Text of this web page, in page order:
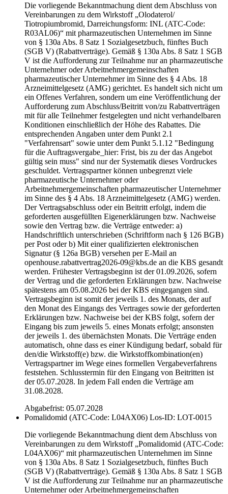
Die vorliegende Bekanntmachung dient dem Abschluss von
Vereinbarungen zu dem Wirkstoff „Olodaterol/
Tiotropiumbromid, Darreichungsform: INL (ATC-Code:
R03AL06)“ mit pharmazeutischen Unternehmen im Sinne
von § 130a Abs. 8 Satz 1 Sozialgesetzbuch, fünftes Buch
(SGB V) (Rabattverträge). Gemäß § 130a Abs. 8 Satz 1 SGB
V ist die Aufforderung zur Teilnahme nur an pharmazeutische
Unternehmer oder Arbeitnehmergemeinschaften
pharmazeutischer Unternehmer im Sinne des § 4 Abs. 18
Arzneimittelgesetz (AMG) gerichtet. Es handelt sich nicht um
ein Offenes Verfahren, sondern um eine Veröffentlichung der
Aufforderung zum Abschluss/Beitritt von/zu Rabattverträgen
mit für alle Teilnehmer festgelegten und nicht verhandelbaren
Konditionen einschließlich der Höhe des Rabattes. Die
entsprechenden Angaben unter dem Punkt 2.1
"Verfahrensart" sowie unter dem Punkt 5.1.12 "Bedingung
für die Auftragsvergabe_hier: Frist, bis zu der das Angebot
gültig sein muss" sind nur der Systematik dieses Vordruckes
geschuldet. Vertragspartner können unbegrenzt viele
pharmazeutische Unternehmer oder
Arbeitnehmergemeinschaften pharmazeutischer Unternehmer
im Sinne des § 4 Abs. 18 Arzneimittelgesetz (AMG) werden.
Der Vertragsabschluss oder ein Beitritt erfolgt, indem die
geforderten ausgefüllten Eigenerklärungen bzw. Nachweise
sowie den Vertrag bzw. die Verträge entweder: a)
Handschriftlich unterschrieben (Schriftform nach § 126 BGB)
per Post oder b) Mit einer qualifizierten elektronischen
Signatur (§ 126a BGB) versehen per E-Mail an
openhouse.rabattvertrag2026-09@kbs.de an die KBS gesandt
werden. Frühester Vertragsbeginn ist der 01.09.2026, sofern
der Vertrag und die geforderten Erklärungen bzw. Nachweise
spätestens am 05.08.2026 bei der KBS eingegangen sind.
Vertragsbeginn ist somit der jeweils 1. des Monats, der auf
den Monat des Eingangs des Vertrages sowie der geforderten
Erklärungen bzw. Nachweise bei der KBS folgt, sofern der
Eingang bis zum jeweils 5. eines Monats erfolgt; ansonsten
der jeweils 1. des übernächsten Monats. Die Verträge enden
automatisch, ohne dass es einer Kündigung bedarf, sobald für
den/die Wirkstoff(e) bzw. die Wirkstoffkombination(en)
Vertragspartner im Wege eines formellen Vergabeverfahrens
feststehen. Schlusstermin für den Eingang von Beitritten ist
der 05.07.2028. In jedem Fall enden die Verträge am
31.08.2028.
Abgabefrist: 05.07.2028
Pomalidomid (ATC-Code: L04AX06) Los-ID: LOT-0015
Die vorliegende Bekanntmachung dient dem Abschluss von
Vereinbarungen zu dem Wirkstoff „Pomalidomid (ATC-Code:
L04AX06)“ mit pharmazeutischen Unternehmen im Sinne
von § 130a Abs. 8 Satz 1 Sozialgesetzbuch, fünftes Buch
(SGB V) (Rabattverträge). Gemäß § 130a Abs. 8 Satz 1 SGB
V ist die Aufforderung zur Teilnahme nur an pharmazeutische
Unternehmer oder Arbeitnehmergemeinschaften